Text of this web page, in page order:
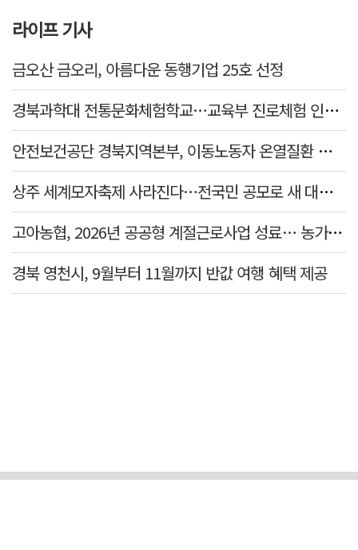
라이프 기사
금오산 금오리, 아름다운 동행기업 25호 선정
경북과학대 전통문화체험학교…교육부 진로체험 인증기관 선정
안전보건공단 경북지역본부, 이동노동자 온열질환 예방 캠페인
상주 세계모자축제 사라진다…전국민 공모로 새 대표축제 발굴 나서
고아농협, 2026년 공공형 계절근로사업 성료… 농가 일손 부족 해소 '효자'
경북 영천시, 9월부터 11월까지 반값 여행 혜택 제공